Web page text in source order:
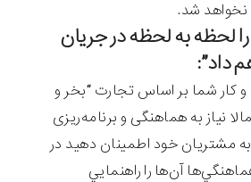
شد.
لحظه به لحظه در جريان
داد”:
کار شما بر اساس تجارت “بخر و
نیاز به هماهنگی و برنامه‌ریزی
مشتریان خود اطمينان دهيد در
آن‌ها را راهنمايي